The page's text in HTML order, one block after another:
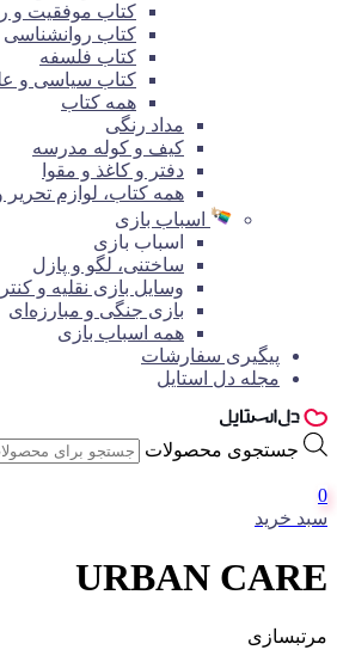
کتاب موفقیت و
کتاب روانشناسی
کتاب فلسفه
کتاب سیاسی و
همه کتاب
مداد رنگی
کیف و کوله مدرسه
دفتر و کاغذ و مقوا
همه کتاب، لوازم تحریر
اسباب بازی
اسباب بازی
ساختنی، لگو و پازل
وسایل بازی نقلیه و
بازی جنگی و مبارزه‌ای
همه اسباب بازی
پیگیری سفارشات
مجله دل استایل
جستجوی محصولات
0
سبد خرید
URBAN CARE
مرتبسازی